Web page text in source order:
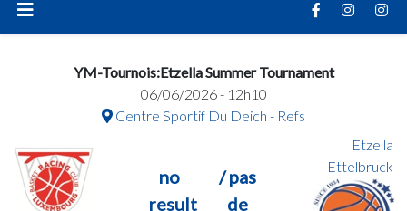
YM-Tournois:Etzella Summer Tournament
06/06/2026 - 12h10
Centre Sportif Du Deich - Refs
no
result
/ pas
de
Etzella
Ettelbruck